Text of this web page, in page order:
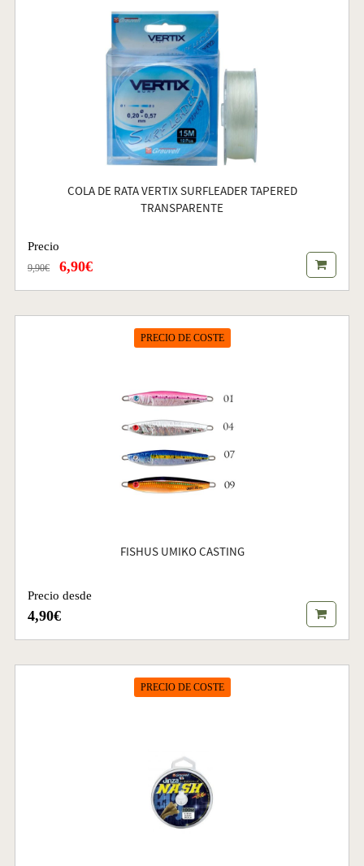
COLA DE RATA VERTIX SURFLEADER TAPERED
TRANSPARENTE
Precio
9,90€ 6,90€
PRECIO DE COSTE
FISHUS UMIKO CASTING
Precio desde
4,90€
PRECIO DE COSTE